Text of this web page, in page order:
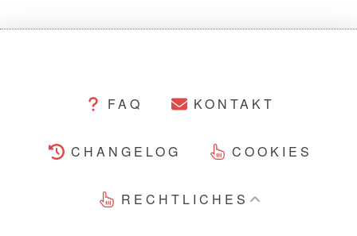
FAQ KONTAKT
CHANGELOG COOKIES
RECHTLICHES